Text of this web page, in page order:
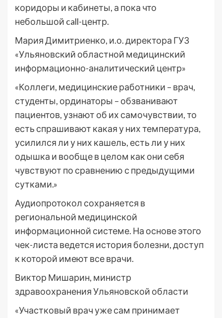
коридоры и кабинеты, а пока что
небольшой call-центр.
Мария Димитриенко, и.о. директора ГУЗ
«Ульяновский областной медицинский
информационно-аналитический центр»
«Коллеги, медицинские работники – врач,
студенты, ординаторы – обзванивают
пациентов, узнают об их самочувствии, то
есть спрашивают какая у них температура,
усилился ли у них кашель, есть ли у них
одышка и вообще в целом как они себя
чувствуют по сравнению с предыдущими
сутками.»
Аудиопротокол сохраняется в
региональной медицинской
информационной системе. На основе этого
чек-листа ведется история болезни, доступ
к которой имеют все врачи.
Виктор Мишарин, министр
здравоохранения Ульяновской области
«Участковый врач уже сам принимает